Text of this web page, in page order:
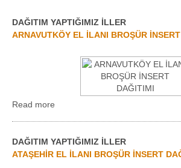
DAĞITIM YAPTIĞIMIZ İLLER
ARNAVUTKÖY EL İLANI BROŞÜR
Read more
DAĞITIM YAPTIĞIMIZ İLLER
ATAŞEHİR EL İLANI BROŞÜR İNSERT